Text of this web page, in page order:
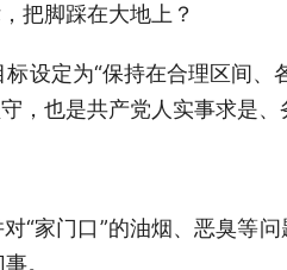
把脚踩在大地上？
设定为“保持在合理区间
，也是共产党人实事求是、
“家门口”的油烟、恶臭等
。